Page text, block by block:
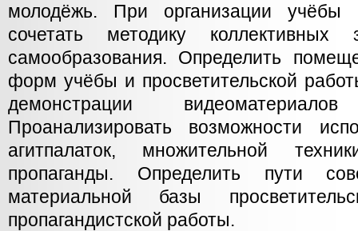
молодёжь. При организации учёбы
сочетать методику
самообразования. Определить
форм учёбы и просветительской
демонстрации
Проанализировать возможности
агитпалаток, множительной
пропаганды. Определить пути
материальной базы
пропагандистской работы.